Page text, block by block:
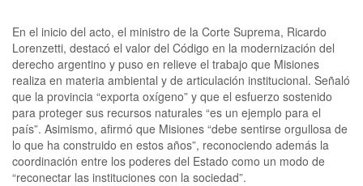
En el inicio del acto, el ministro de la Corte Suprema, Ricardo
Lorenzetti, destacó el valor del Código en la modernización del
derecho argentino y puso en relieve el trabajo que Misiones
realiza en materia ambiental y de articulación institucional. Señaló
que la provincia “exporta oxígeno” y que el esfuerzo sostenido
para proteger sus recursos naturales “es un ejemplo para el
país”. Asimismo, afirmó que Misiones “debe sentirse orgullosa de
lo que ha construido en estos años”, reconociendo además la
coordinación entre los poderes del Estado como un modo de
“reconectar las instituciones con la sociedad”.